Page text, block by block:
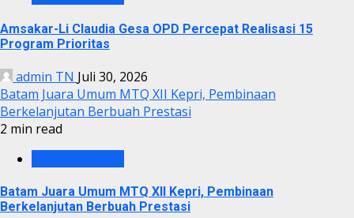
Amsakar-Li Claudia Gesa OPD Percepat Realisasi 15
Program Prioritas
admin TN Juli 30, 2026
Batam Juara Umum MTQ XII Kepri, Pembinaan
Berkelanjutan Berbuah Prestasi
2 min read
Batam Juara Umum MTQ XII Kepri, Pembinaan
Berkelanjutan Berbuah Prestasi